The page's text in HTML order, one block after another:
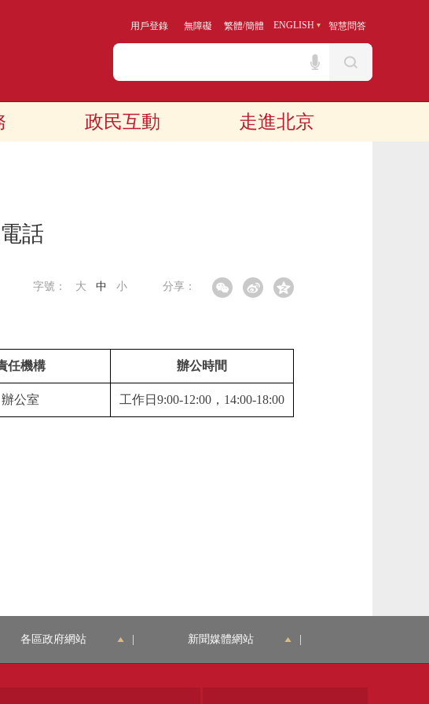
用戶登錄 無障礙 繁體/簡體 ENGLISH 智慧問答
政民互動 走進北京
話
分享：
字號： 大 中 小
任機構 辦公時間
辦公室 工作日9:00-12:00，14:00-18:00
各區政府網站 新聞媒體網站